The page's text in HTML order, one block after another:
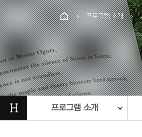
chevron_right 프로그램 소개 chevron_right
H 프로그램 소개